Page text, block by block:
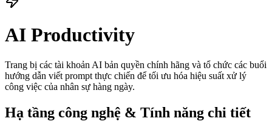
AI Productivity
Trang bị các tài khoản AI bản quyền chính hãng và tổ chức các buổi
hướng dẫn viết prompt thực chiến để tối ưu hóa hiệu suất xử lý
công việc của nhân sự hàng ngày.
Hạ tầng công nghệ & Tính năng chi tiết